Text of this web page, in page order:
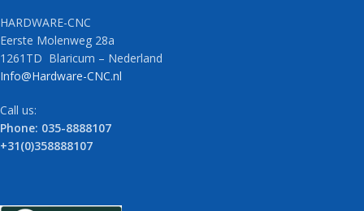
HARDWARE-CNC
Eerste Molenweg 28a
1261TD Blaricum – Nederland
Info@Hardware-CNC.nl
Call us:
Phone: 035-8888107
+31(0)358888107